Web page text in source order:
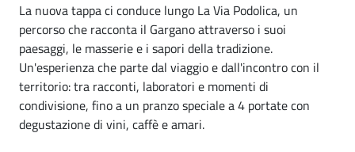
La nuova tappa ci conduce lungo La Via Podolica, un
percorso che racconta il Gargano attraverso i suoi
paesaggi, le masserie e i sapori della tradizione.
Un'esperienza che parte dal viaggio e dall'incontro con il
territorio: tra racconti, laboratori e momenti di
condivisione, fino a un pranzo speciale a 4 portate con
degustazione di vini, caffè e amari.